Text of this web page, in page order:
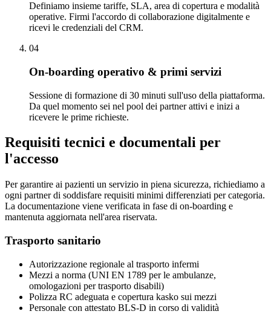
Definiamo insieme tariffe, SLA, area di copertura e modalità
operative. Firmi l'accordo di collaborazione digitalmente e
ricevi le credenziali del CRM.
04
On-boarding operativo & primi servizi
Sessione di formazione di 30 minuti sull'uso della piattaforma.
Da quel momento sei nel pool dei partner attivi e inizi a
ricevere le prime richieste.
Requisiti tecnici e documentali per
l'accesso
Per garantire ai pazienti un servizio in piena sicurezza, richiediamo a
ogni partner di soddisfare requisiti minimi differenziati per categoria.
La documentazione viene verificata in fase di on-boarding e
mantenuta aggiornata nell'area riservata.
Trasporto sanitario
Autorizzazione regionale al trasporto infermi
Mezzi a norma (UNI EN 1789 per le ambulanze,
omologazioni per trasporto disabili)
Polizza RC adeguata e copertura kasko sui mezzi
Personale con attestato BLS-D in corso di validità